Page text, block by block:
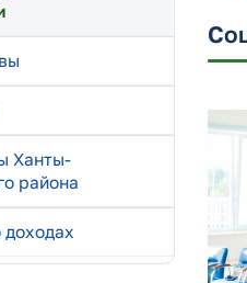
Ханты-
района
доходах